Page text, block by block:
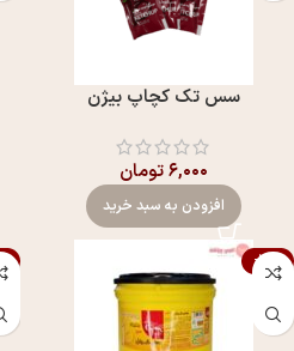
سس تک کچاپ بيژن
۶,۰۰۰تومان
افزودن به سبد خرید
-13%